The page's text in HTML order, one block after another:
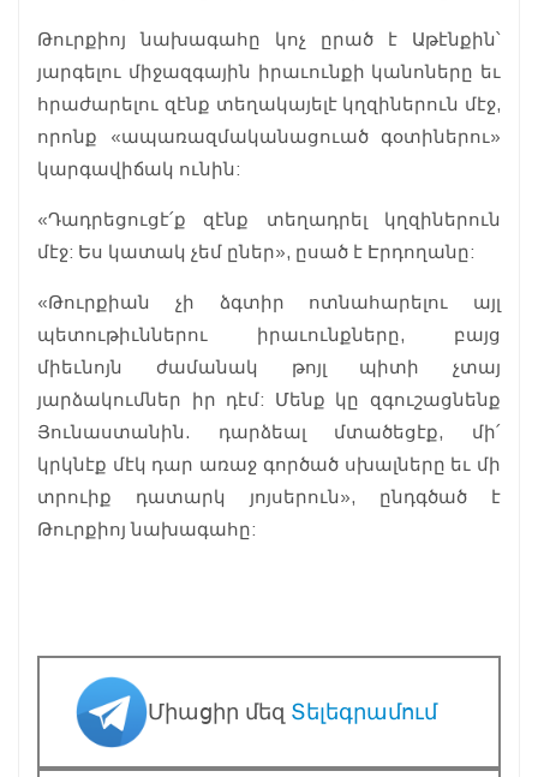
Թուրքիոյ նախագահը կոչ ըրած է Աթէնքին՝
յարգելու միջազգային իրաւունքի կանոները եւ
հրաժարելու զէնք տեղակայելէ կղզիներուն մէջ,
որոնք «ապառազմականացուած գօտիներու»
կարգավիճակ ունին:
«Դադրեցուցէ՛ք զէնք տեղադրել կղզիներուն
մէջ: Ես կատակ չեմ ըներ», ըսած է Էրդողանը:
«Թուրքիան չի ձգտիր ոտնահարելու այլ
պետութիւններու իրաւունքները, բայց
միեւնոյն ժամանակ թոյլ պիտի չտայ
յարձակումներ իր դէմ: Մենք կը զգուշացնենք
Յունաստանին. դարձեալ մտածեցէք, մի՛
կրկնէք մէկ դար առաջ գործած սխալները եւ մի
տրուիք դատարկ յոյսերուն», ընդգծած է
Թուրքիոյ նախագահը:
Միացիր մեզ Տելեգրամում